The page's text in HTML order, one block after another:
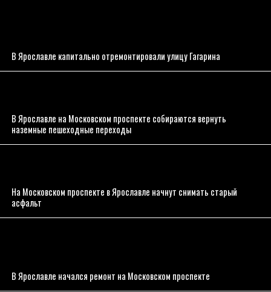
В Ярославле капитально отремонтировали улицу Гагарина
В Ярославле на Московском проспекте собираются вернуть
наземные пешеходные переходы
На Московском проспекте в Ярославле начнут снимать старый
асфальт
В Ярославле начался ремонт на Московском проспекте